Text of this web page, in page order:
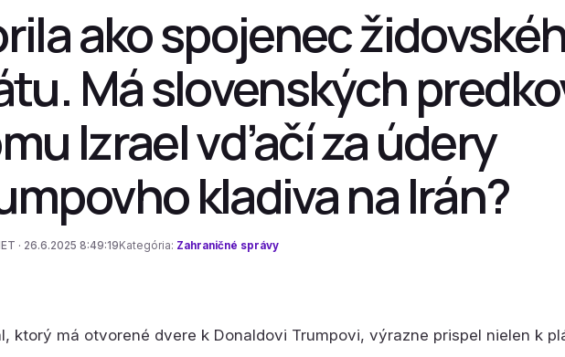
ako spojenec
Má slovenských
Izrael vďačí za údery
kladiva na Irán?
· 26.6.2025 8:49:19 Kategória: Zahraničné správy
ktorý má otvorené dvere k Donaldovi Trumpovi, výrazne prispel nielen k